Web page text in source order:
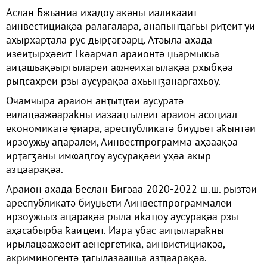
Аслан Бжьаниа ихадоу акәны иаликааит
аинвестициақәа ралагалара, анапынҵагьы риҭеит уи
ахырхарҭала рус дырӷәӷәарц. Атәыла ахада
изеиҭырҳәеит Тҟәарчал араионтә џьармыкьа
аиҭашьақәыргылареи аҩнеихагылақәа рхыбқәа
рыԥсахреи рзы аусурақәа ахьынӡанаргахьоу.
Очамчыра араион анҭыҵтәи аусуратә
еилацәажәараҟны иазааҭгылеит араион асоциал-
економикатә ҿиара, ареспубликатә биуџьет аҟынтәи
ирзоужьу аԥаралеи, Аинвестпрограмма аҳәаақәа
ирҭагӡаны имҩаԥгоу аусурақәеи уҳәа акыр
азҵаарақәа.
Араион ахада Беслан Бигәаа 2020-2022 ш.ш. рызтәи
ареспубликатә биуџьети Аинвестпрограммалеи
ирзоужьыз аԥарақәа рыла иҟаҵоу аусурақәа рзы
аҳасабырба ҟаиҵеит. Иара убас аиԥылараҟны
ирылацәажәеит аенергетика, аинвистициақәа,
акриминогентә ҭагылазаашьа азҵаарақәа.